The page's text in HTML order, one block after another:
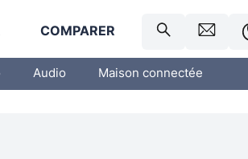
COMPARER
Audio Maison connectée